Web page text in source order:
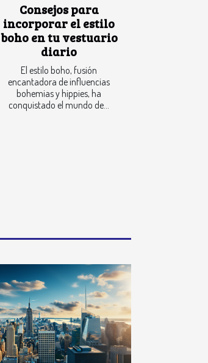
Consejos para
incorporar el estilo
boho en tu vestuario
diario
El estilo boho, fusión
encantadora de influencias
bohemias y hippies, ha
conquistado el mundo de...